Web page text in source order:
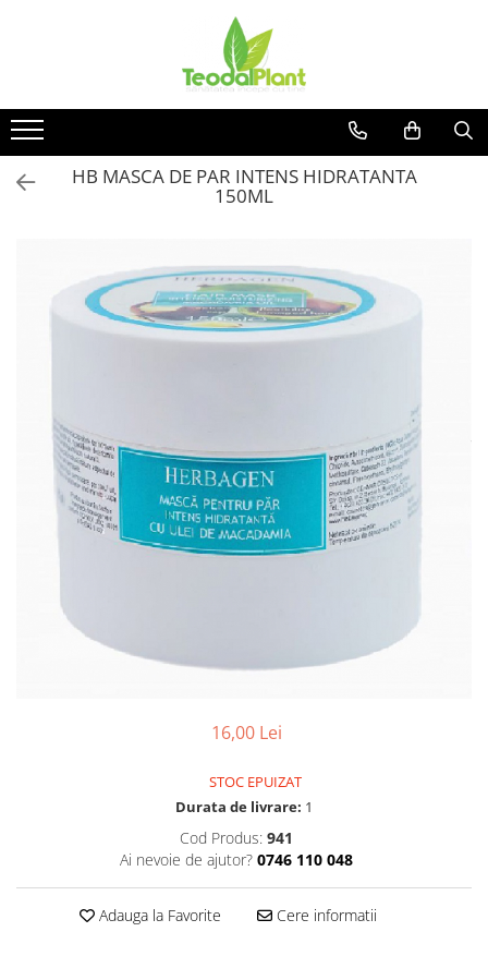
SUPLIMENTE ARTICULATII
ANTIINFLAMATOARE
SUPLIMENTE TONICE
CREME ANTIINFLAMATOARE-
SUPLIMENTE DIABET
SUPLIMENTE DIVERSE
SUPLIMENTE
HEPATOPROTECTOARE-BILA
SUPLIMENTE MEMORIE SI
CIRCULATIE
SUPLIMENTE POTENȚĂ
SUPLIMENTE SLĂBIRE
SUPLIMENTE VITAMINE ȘI
SUPLIMENTE RĂCEALĂ- APARAT
RESPIRATOR ANTIVIRAL
SUPLIMENTE ANTIOXIDANȚI-
ANTITUMORAL
HB MASCA DE PAR INTENS HIDRATANTA
150ML
16,00 Lei
STOC EPUIZAT
Durata de livrare: 1
Cod Produs: 941
Ai nevoie de ajutor? 0746 110 048
Adauga la Favorite Cere informatii